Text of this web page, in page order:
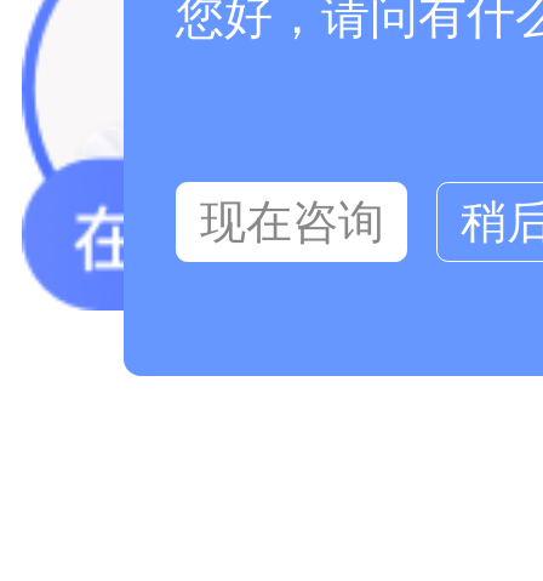
您好，请问有什
现在咨询 稍